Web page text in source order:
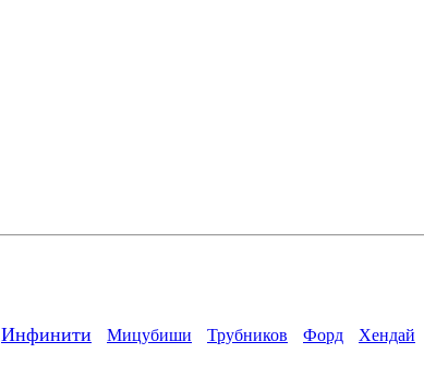
Инфинити Мицубиши Трубников Форд Хендай